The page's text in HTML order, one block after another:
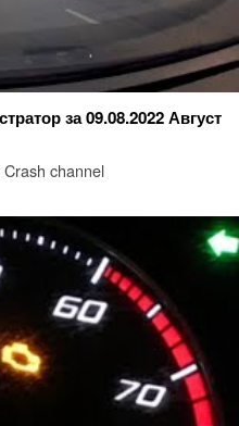
за 09.08.2022 Август
channel